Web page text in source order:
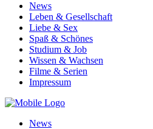
News
Leben & Gesellschaft
Liebe & Sex
Spaß & Schönes
Studium & Job
Wissen & Wachsen
Filme & Serien
Impressum
News